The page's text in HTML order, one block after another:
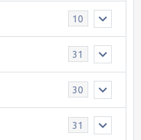
10
31
30
31